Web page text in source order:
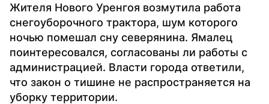
Жителя Нового Уренгоя возмутила работа
снегоуборочного трактора, шум которого
ночью помешал сну северянина. Ямалец
поинтересовался, согласованы ли работы с
администрацией. Власти города ответили,
что закон о тишине не распространяется на
уборку территории.